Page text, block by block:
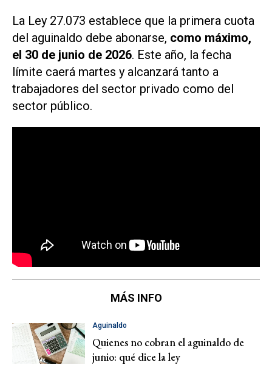
La Ley 27.073 establece que la primera cuota
del aguinaldo debe abonarse, como máximo,
el 30 de junio de 2026. Este año, la fecha
límite caerá martes y alcanzará tanto a
trabajadores del sector privado como del
sector público.
MÁS INFO
Aguinaldo
Quienes no cobran el aguinaldo de
junio: qué dice la ley